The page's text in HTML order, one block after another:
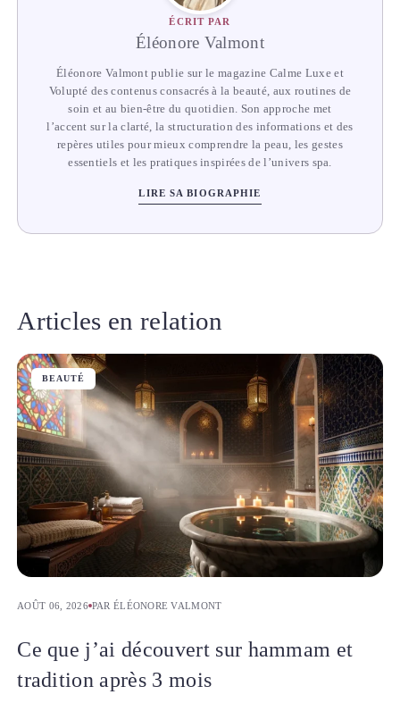
ÉCRIT PAR
Éléonore Valmont
Éléonore Valmont publie sur le magazine Calme Luxe et
Volupté des contenus consacrés à la beauté, aux routines de
soin et au bien-être du quotidien. Son approche met
l’accent sur la clarté, la structuration des informations et des
repères utiles pour mieux comprendre la peau, les gestes
essentiels et les pratiques inspirées de l’univers spa.
LIRE SA BIOGRAPHIE
Articles en relation
BEAUTÉ
AOÛT 06, 2026 PAR ÉLÉONORE VALMONT
Ce que j’ai découvert sur hammam et
tradition après 3 mois